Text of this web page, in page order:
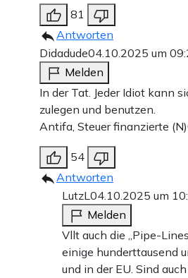
81
Antworten
Didadude04.10.2025 um
Melden
In der Tat. Jeder Idiot kann
zulegen und benutzen.
Antifa, Steuer finanzierte
54
Antworten
LutzL04.10.2025 um
Melden
Vllt auch die „Pipe-
einige hunderttausend
und in der EU. Sind